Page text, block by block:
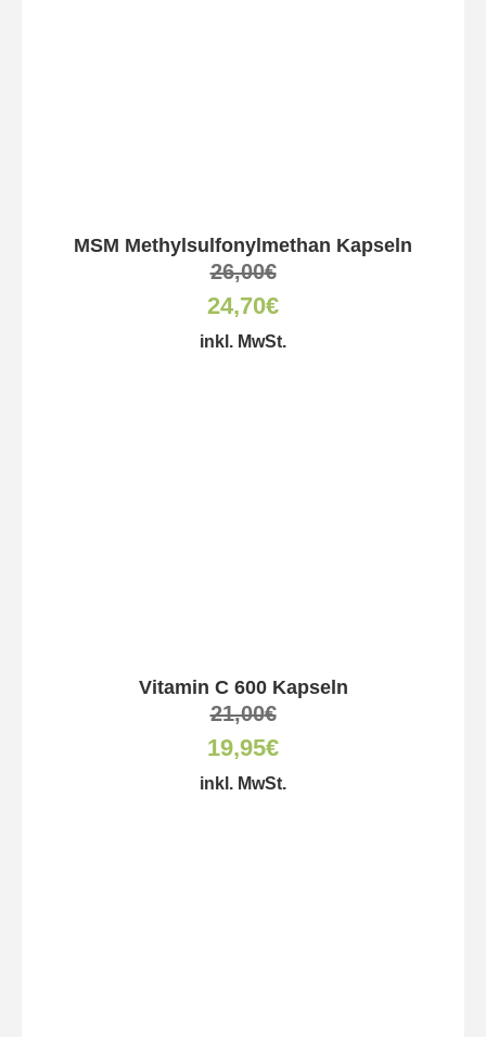
MSM Methylsulfonylmethan Kapseln
26,00€
24,70€
inkl. MwSt.
Vitamin C 600 Kapseln
21,00€
19,95€
inkl. MwSt.